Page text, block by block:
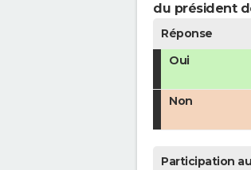
du président
Réponse
Oui
Non
Participation